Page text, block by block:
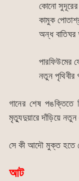
কোনো সুদূরের
কামুক
অন্ধ
পারফিউমের
নতুন পৃথিবীর
গানের শেষ পঙক্তিতে
মৃত্যুদুয়ারে দাঁড়িয়ে
সে কী আদৌ মুক্ত হতে
আট